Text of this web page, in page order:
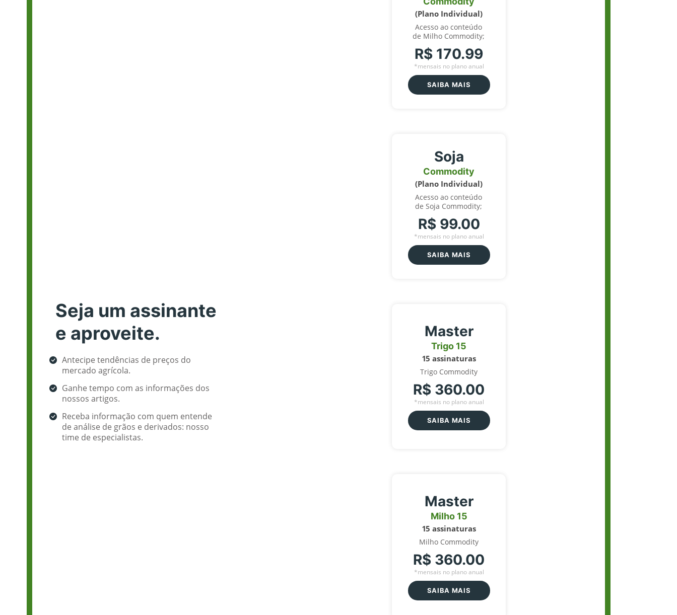
Seja um assinante
e aproveite.
Antecipe tendências de preços do
mercado agrícola.
Ganhe tempo com as informações dos
nossos artigos.
Receba informação com quem entende
de análise de grãos e derivados: nosso
time de especialistas.
(Plano Individual)
Acesso ao conteúdo
de Milho Commodity;
R$ 170.99
*mensais no plano anual
SAIBA MAIS
Soja
Commodity
(Plano Individual)
Acesso ao conteúdo
de Soja Commodity;
R$ 99.00
*mensais no plano anual
SAIBA MAIS
Master
Trigo 15
15 assinaturas
Trigo Commodity
R$ 360.00
*mensais no plano anual
SAIBA MAIS
Master
Milho 15
15 assinaturas
Milho Commodity
R$ 360.00
*mensais no plano anual
SAIBA MAIS